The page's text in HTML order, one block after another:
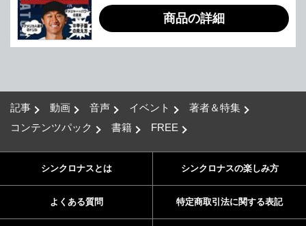
商品の詳細
記事 動画 音声 イベント
著者＆特集
コンテンツパック
書籍 FREE
シンクロナスとは シンクロナスの楽しみ方
よくある質問 特定商取引法に関する表記